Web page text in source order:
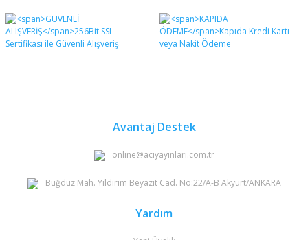
Yorum Yaz
Ürün resmi kalitesiz, bozuk veya görüntülenemiyor.
Ürün açıklamasında eksik bilgiler bulunuyor.
Avantaj Destek
online@aciyayinlari.com.tr
Büğdüz Mah. Yıldırım Beyazıt Cad. No:22/A-B Akyurt/ANKARA
Yardım